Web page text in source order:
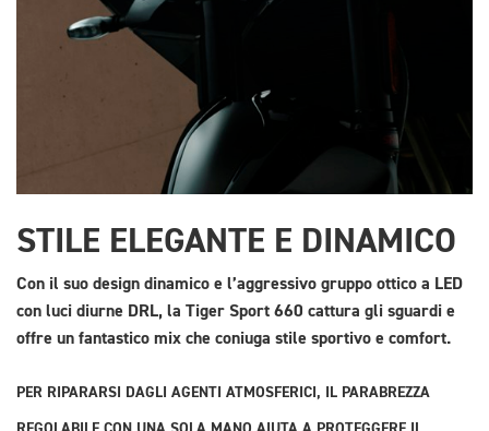
STILE ELEGANTE E DINAMICO
Con il suo design dinamico e l’aggressivo gruppo ottico a LED
con luci diurne DRL, la Tiger Sport 660 cattura gli sguardi e
offre un fantastico mix che coniuga stile sportivo e comfort.
PER RIPARARSI DAGLI AGENTI ATMOSFERICI, IL PARABREZZA